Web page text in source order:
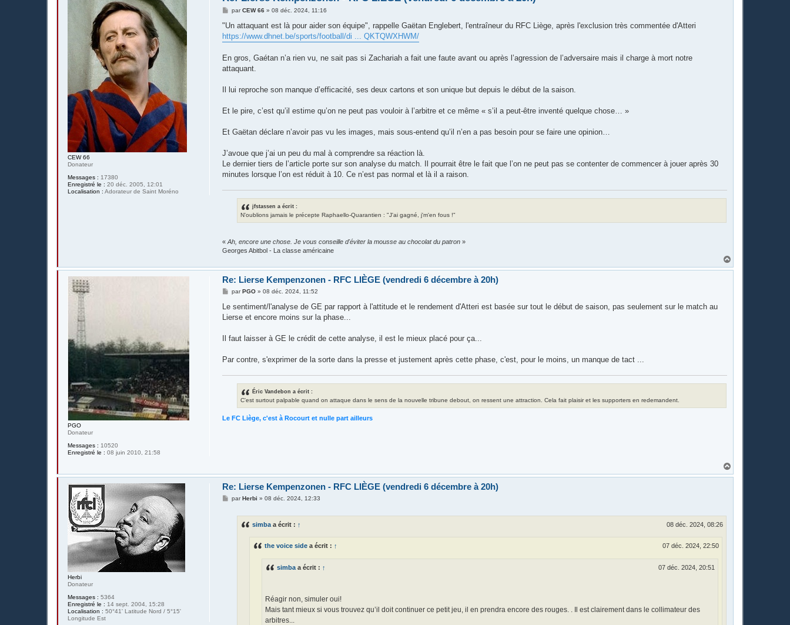
CEW 66
Donateur
Messages : 17380
Enregistré le : 20 déc. 2005, 12:01
Localisation : Adorateur de Saint Moréno
M
s
a
parCEW 66 »08 déc. 2024, 11:16
"Un attaquant est là pour aider son équipe", rappelle Gaëtan Englebert, l'entraîneur du RFC Liège, après l'exclusion très commentée d'Atteri
https://www.dhnet.be/sports/football/di ... QKTQWXHWM/
En gros, Gaétan n’a rien vu, ne sait pas si Zachariah a fait une faute avant ou après l’agression de l’adversaire mais il charge à mort notre
attaquant.
Il lui reproche son manque d’efficacité, ses deux cartons et son unique but depuis le début de la saison.
Et le pire, c’est qu’il estime qu’on ne peut pas vouloir à l’arbitre et ce même « s’il a peut-être inventé quelque chose… »
Et Gaëtan déclare n’avoir pas vu les images, mais sous-entend qu’il n’en a pas besoin pour se faire une opinion…
J’avoue que j’ai un peu du mal à comprendre sa réaction là.
Le dernier tiers de l’article porte sur son analyse du match. Il pourrait être le fait que l’on ne peut pas se contenter de commencer à jouer après 30
minutes lorsque l’on est réduit à 10. Ce n’est pas normal et là il a raison.
jfstassen a écrit :
N'oublions jamais le précepte Raphaello-Quarantien : "J'ai gagné, j'm'en fous !"
«Ah, encore une chose. Je vous conseille d'éviter la mousse au chocolat du patron »
Georges Abitbol - La classe américaine
a
PGO
Donateur
Messages : 10520
Enregistré le : 08 juin 2010, 21:58
Re: Lierse Kempenzonen - RFC LIÈGE (vendredi 6 décembre à 20h)
M
s
a
parPGO »08 déc. 2024, 11:52
Le sentiment/l'analyse de GE par rapport à l'attitude et le rendement d'Atteri est basée sur tout le début de saison, pas seulement sur le match au
Lierse et encore moins sur la phase...
Il faut laisser à GE le crédit de cette analyse, il est le mieux placé pour ça...
Par contre, s'exprimer de la sorte dans la presse et justement après cette phase, c'est, pour le moins, un manque de tact ...
Éric Vandebon a écrit :
C'est surtout palpable quand on attaque dans le sens de la nouvelle tribune debout, on ressent une attraction. Cela fait plaisir et les supporters en redemandent.
Le FC Liège, c'est à Rocourt et nulle part ailleurs
a
Herbi
Donateur
Messages : 5364
Enregistré le : 14 sept. 2004, 15:28
Localisation : 50°41' Latitude Nord / 5°15'
Longitude Est
Re: Lierse Kempenzonen - RFC LIÈGE (vendredi 6 décembre à 20h)
MparHerbi »08 déc. 2024, 12:33
simba a écrit : ↑ 08 déc. 2024, 08:26
the voice side a écrit : ↑ 07 déc. 2024, 22:50
simba a écrit : ↑ 07 déc. 2024, 20:51
Réagir non, simuler oui!
Mais tant mieux si vous trouvez qu’il doit continuer ce petit jeu, il en prendra encore des rouges. . Il est clairement dans le collimateur des
arbitres...